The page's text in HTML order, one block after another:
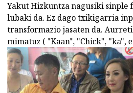
Yakut Hizkuntza nagusiki sinple
lubaki da. Ez dago txikigarria
transformazio jasaten da.
mimatuz ( "Kaan", "Chick", "ka",